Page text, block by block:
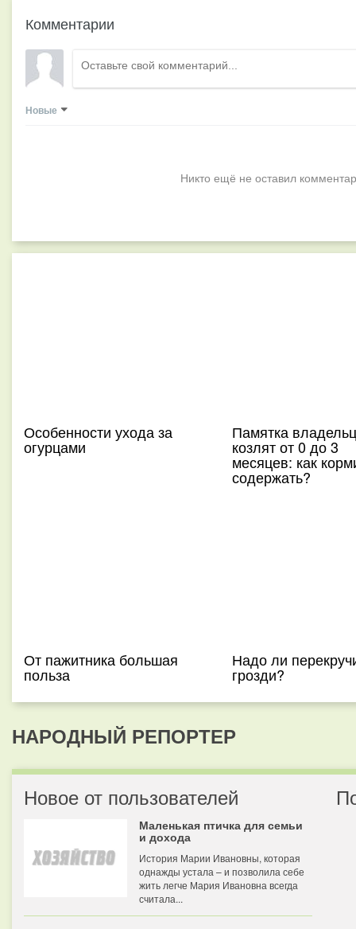
Комментарии
Новые
Никто ещё не оставил
Особенности ухода за
огурцами
Памятка
козлят от 0 до 3
месяцев: как
содержать?
От пажитника большая
польза
Надо ли
грозди?
НАРОДНЫЙ РЕПОРТЕР
Новое от пользователей
Маленькая птичка для семьи
и дохода
История Марии Ивановны, которая
однажды устала – и позволила себе
жить легче Мария Ивановна всегда
считала...